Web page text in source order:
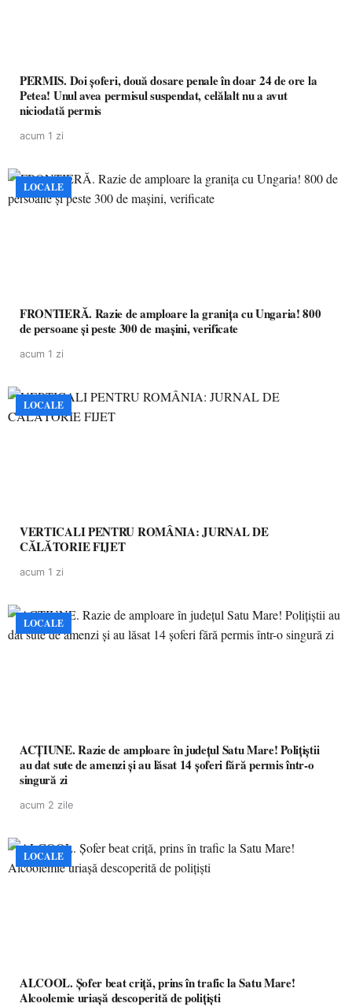
PERMIS. Doi șoferi, două dosare penale în doar 24 de ore la
Petea! Unul avea permisul suspendat, celălalt nu a avut
niciodată permis
acum 1 zi
LOCALE
FRONTIERĂ. Razie de amploare la granița cu Ungaria! 800
de persoane și peste 300 de mașini, verificate
acum 1 zi
LOCALE
VERTICALI PENTRU ROMÂNIA: JURNAL DE
CĂLĂTORIE FIJET
acum 1 zi
LOCALE
ACȚIUNE. Razie de amploare în județul Satu Mare! Polițiștii
au dat sute de amenzi și au lăsat 14 șoferi fără permis într-o
singură zi
acum 2 zile
LOCALE
ALCOOL. Șofer beat criță, prins în trafic la Satu Mare!
Alcoolemie uriașă descoperită de polițiști